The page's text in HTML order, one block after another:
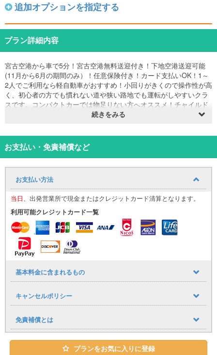
追加オプションを指定する
プラン詳細内容
宮古空港から車で5分！宮古空港無料送迎付き！下地空港送迎可能
(11月から6月の期間のみ）！任意保険付き！カード支払いOK！1～
2人でご利用なら軽自動車がおすすめ！小回りがきくので操作性が高
く、初心者の方でも慣れない道や狭い路地でも運転がしやすいクラ
スです。コンパクトカーでは物足りない方へオススメ！チャイルド
シート、携帯充電器貸出あり！全車室内抗菌消毒済み！
す
当店営業時間は9時～18時になります。８時から9時の航空機でお越
＊ナビゲーションは装着していますがデータが古い車両もございま
す。最新2024年~2025年データポータブルナビを格安にて貸出して
います！
＊＊平良港からの送迎をご希望の方では必ずお問い合わせくださ
い。お問い合わせがない場合は送迎はお断りいたしますのでご注意
ください。
＊ご利用日前日の18時以降にご予約を取られる場合は、送迎や車の
手配等もございますので当店ラインに必ずご連絡ください。連絡が
無い場合は送迎や車両の準備にお待ちいただきます。詳しくはお問
合せください。
＊営業時間外の送迎につきましては有料送迎とさせていただきま
しくはお問合せください。
キャンセルポリシー
3日前キャンセル無料
2日前キャンセル30％
当日キャンセル料100%
続きをみる
お支払い・免責補償など
お支払い方法
当日、出発営業所で現金またはクレジットカード清算となります。
利用可能クレジットカード一覧
基本料金に含まれるもの
キャンセルポリシー
免責補償とは
プランをお気に入りに登録